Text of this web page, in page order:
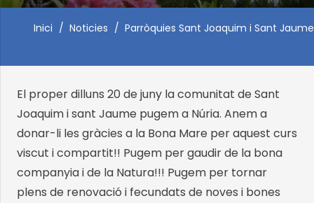
Inici / Noticies / Parròquies Sant Joaquim i Sant Jaume
El proper dilluns 20 de juny la comunitat de Sant
Joaquim i sant Jaume pugem a Núria. Anem a
donar-li les gràcies a la Bona Mare per aquest curs
viscut i compartit!! Pugem per gaudir de la bona
companyia i de la Natura!!! Pugem per tornar
plens de renovació i fecundats de noves i bones